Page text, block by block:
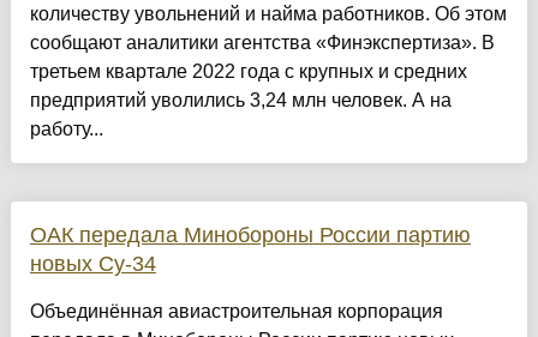
количеству увольнений и найма работников. Об этом
сообщают аналитики агентства «Финэкспертиза». В
третьем квартале 2022 года с крупных и средних
предприятий уволились 3,24 млн человек. А на
работу...
ОАК передала Минобороны России партию
новых Су-34
Объединённая авиастроительная корпорация